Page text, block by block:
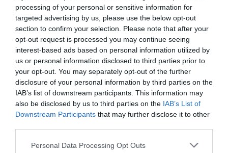
processing of your personal or sensitive information for
targeted advertising by us, please use the below opt-out
section to confirm your selection. Please note that after your
opt-out request is processed you may continue seeing
interest-based ads based on personal information utilized by
us or personal information disclosed to third parties prior to
your opt-out. You may separately opt-out of the further
disclosure of your personal information by third parties on the
IAB’s list of downstream participants. This information may
also be disclosed by us to third parties on the IAB’s List of
Downstream Participants that may further disclose it to other
Personal Data Processing Opt Outs
Senast uppdaterade album
Familjeträning 8/10-2022
6 bilder
Tidigare tävlingar Kommande tävlingar